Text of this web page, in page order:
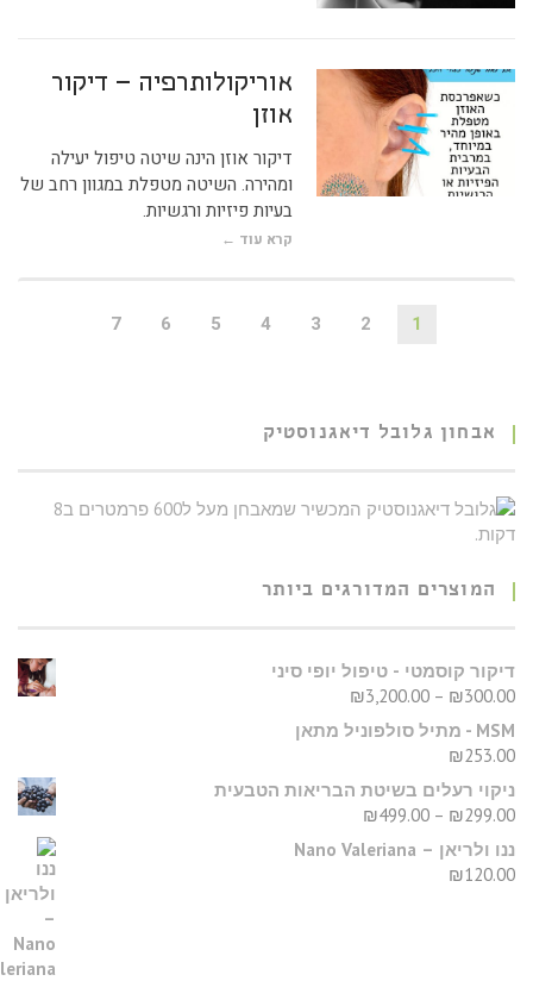
אוריקולותרפיה – דיקור
אוזן
דיקור אוזן הינה שיטה טיפול יעילה
ומהירה. השיטה מטפלת במגוון רחב של
בעיות פיזיות ורגשיות.
קרא עוד ←
אבחון גלובל דיאגנוסטיק
המוצרים המדורגים ביותר
דיקור קוסמטי - טיפול יופי סיני
₪300.00
–
₪3,200.00
MSM - מתיל סולפוניל מתאן
₪253.00
ניקוי רעלים בשיטת הבריאות הטבעית
₪299.00
–
₪499.00
ננו ולריאן – Nano Valeriana
₪120.00